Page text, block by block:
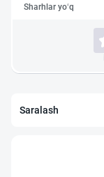
Sharhlar yo‘q
Saralash